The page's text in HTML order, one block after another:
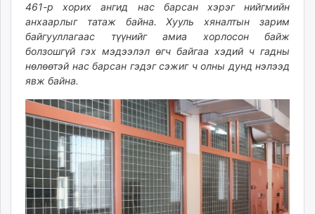
tovch.mn
ikon.mn
mnb.mn
Livetv.mn
Eguur.mn
24tsag.mn
shuud.mn
eagle.mn
ergelt.mn
zarig.mn
today.mn
zuv.mn
461-р хорих ангид нас барсан хэрэг нийгмийн
анхаарлыг татаж байна. Хууль хяналтын зарим
байгууллагаас түүнийг амиа хорлосон байж
болзошгүй гэх мэдээлэл өгч байгаа хэдий ч гадны
нөлөөтэй нас барсан гэдэг сэжиг ч олны дунд нэлээд
явж байна.